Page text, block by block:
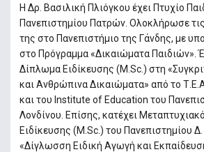
Η Δρ. Βασιλική Πλιόγκου έχει Πτυχίο
Πανεπιστημίου Πατρών. Ολοκλήρωσε
της στο Πανεπιστήμιο της Γάνδης, με
στο Πρόγραμμα «Δικαιώματα Παιδιών».
Δίπλωμα Ειδίκευσης (M.Sc.) στη
και Ανθρώπινα Δικαιώματα» από το
και του Institute of Education του
Λονδίνου. Επίσης, κατέχει
Ειδίκευσης (M.Sc.) του Πανεπιστημίου
«Δίγλωσση Ειδική Αγωγή και